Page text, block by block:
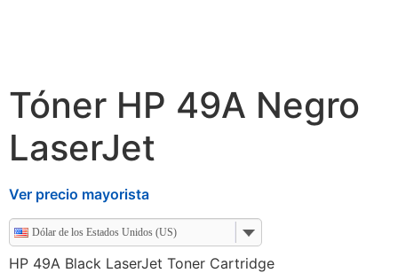
Tóner HP 49A Negro
LaserJet
Ver precio mayorista
Dólar de los Estados Unidos (US)
HP 49A Black LaserJet Toner Cartridge